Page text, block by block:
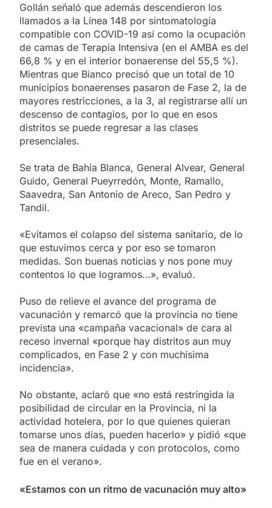
Gollán señaló que además descendieron los
llamados a la Línea 148 por sintomatología
compatible con COVID-19 así como la ocupación
de camas de Terapia Intensiva (en el AMBA es del
66,8 % y en el interior bonaerense del 55,5 %).
Mientras que Bianco precisó que un total de 10
municipios bonaerenses pasaron de Fase 2, la de
mayores restricciones, a la 3, al registrarse allí un
descenso de contagios, por lo que en esos
distritos se puede regresar a las clases
presenciales.
Se trata de Bahía Blanca, General Alvear, General
Guido, General Pueyrredón, Monte, Ramallo,
Saavedra, San Antonio de Areco, San Pedro y
Tandil.
«Evitamos el colapso del sistema sanitario, de lo
que estuvimos cerca y por eso se tomaron
medidas. Son buenas noticias y nos pone muy
contentos lo que logramos…», evaluó.
Puso de relieve el avance del programa de
vacunación y remarcó que la provincia no tiene
prevista una «campaña vacacional» de cara al
receso invernal «porque hay distritos aun muy
complicados, en Fase 2 y con muchísima
incidencia».
No obstante, aclaró que «no está restringida la
posibilidad de circular en la Provincia, ni la
actividad hotelera, por lo que quienes quieran
tomarse unos días, pueden hacerlo» y pidió «que
sea de manera cuidada y con protocolos, como
fue en el verano».
«Estamos con un ritmo de vacunación muy alto»